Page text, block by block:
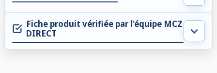
Fiche produit vérifiée par l’équipe MCZ
DIRECT